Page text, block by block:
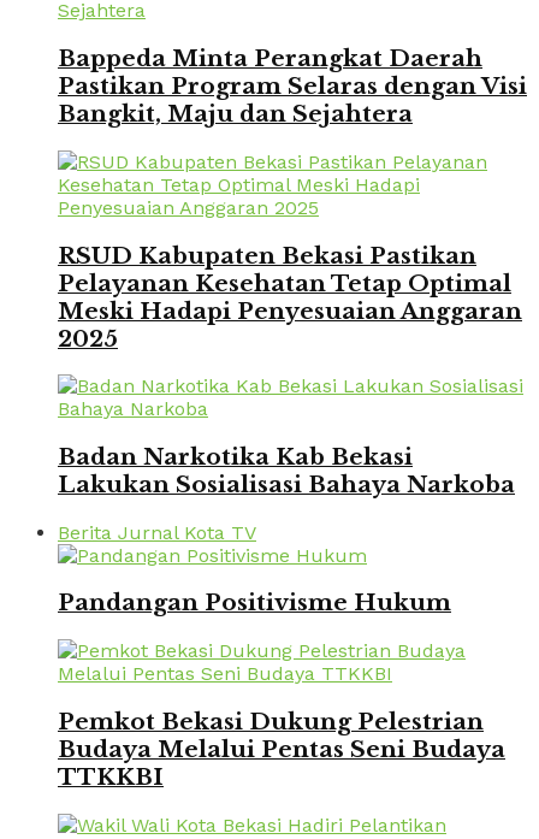
Bappeda Minta Perangkat Daerah
Pastikan Program Selaras dengan Visi
Bangkit, Maju dan Sejahtera
RSUD Kabupaten Bekasi Pastikan
Pelayanan Kesehatan Tetap Optimal
Meski Hadapi Penyesuaian Anggaran
2025
Badan Narkotika Kab Bekasi
Lakukan Sosialisasi Bahaya Narkoba
Berita Jurnal Kota TV
Pandangan Positivisme Hukum
Pemkot Bekasi Dukung Pelestrian
Budaya Melalui Pentas Seni Budaya
TTKKBI